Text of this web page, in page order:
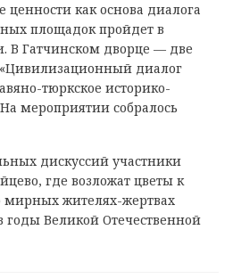
как основа диалога
площадок пройдет в
В Гатчинском дворце — две
диалог
тюркское историко-
мероприятии собралось
дискуссий участники
где возложат цветы к
мирных жителях-жертвах
годы Великой Отечественной